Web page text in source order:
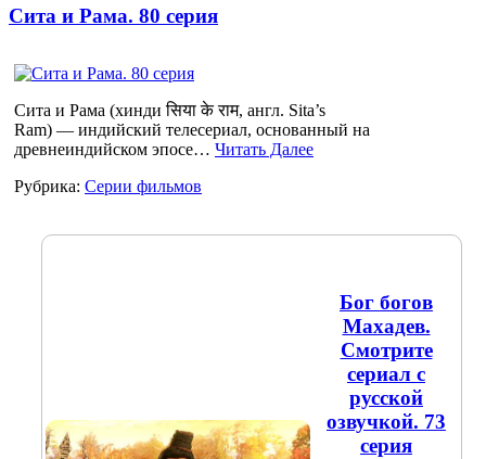
Сита и Рама. 80 серия
Сита и Рама (хинди सिया के राम, англ. Sita’s
Ram) — индийский телесериал, основанный на
древнеиндийском эпосе… Читать Далее
Рубрика: Серии фильмов
Бог богов
Махадев.
Смотрите
сериал с
русской
озвучкой. 73
серия